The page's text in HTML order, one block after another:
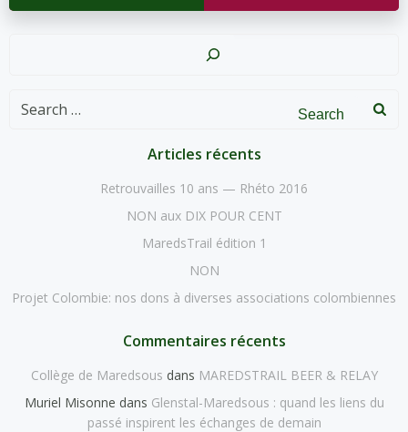
Search
Articles récents
Retrouvailles 10 ans — Rhéto 2016
NON aux DIX POUR CENT
MaredsTrail édition 1
NON
Projet Colombie: nos dons à diverses associations colombiennes
Commentaires récents
Collège de Maredsous dans MAREDSTRAIL BEER & RELAY
Muriel Misonne dans Glenstal-Maredsous : quand les liens du
passé inspirent les échanges de demain